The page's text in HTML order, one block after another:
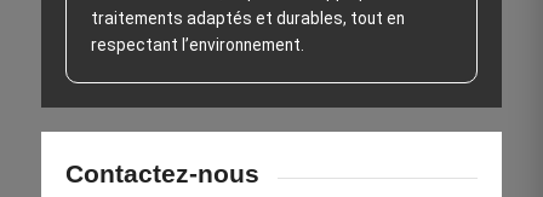
traitements adaptés et durables, tout en
respectant l’environnement.
Contactez-nous